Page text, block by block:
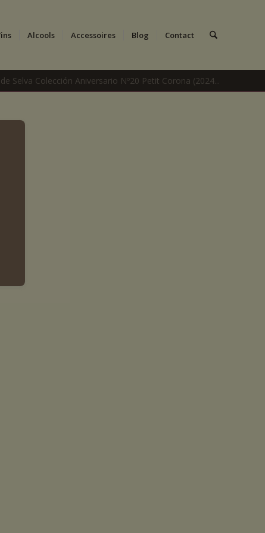
Alcools Accessoires Blog Contact
Selva Colección Aniversario Nº20 Petit Corona (2024...